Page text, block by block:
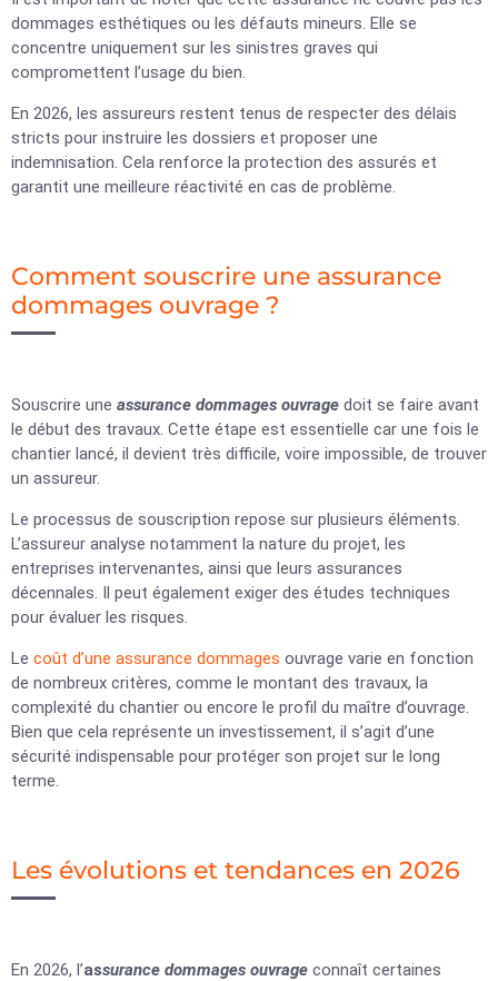
dommages esthétiques ou les défauts mineurs. Elle se
concentre uniquement sur les sinistres graves qui
compromettent l’usage du bien.
En 2026, les assureurs restent tenus de respecter des délais
stricts pour instruire les dossiers et proposer une
indemnisation. Cela renforce la protection des assurés et
garantit une meilleure réactivité en cas de problème.
Comment souscrire une assurance
dommages ouvrage ?
Souscrire une assurance dommages ouvrage doit se faire avant
le début des travaux. Cette étape est essentielle car une fois le
chantier lancé, il devient très difficile, voire impossible, de trouver
un assureur.
Le processus de souscription repose sur plusieurs éléments.
L’assureur analyse notamment la nature du projet, les
entreprises intervenantes, ainsi que leurs assurances
décennales. Il peut également exiger des études techniques
pour évaluer les risques.
Le coût d’une assurance dommages ouvrage varie en fonction
de nombreux critères, comme le montant des travaux, la
complexité du chantier ou encore le profil du maître d’ouvrage.
Bien que cela représente un investissement, il s’agit d’une
sécurité indispensable pour protéger son projet sur le long
terme.
Les évolutions et tendances en 2026
En 2026, l’assurance dommages ouvrage connaît certaines